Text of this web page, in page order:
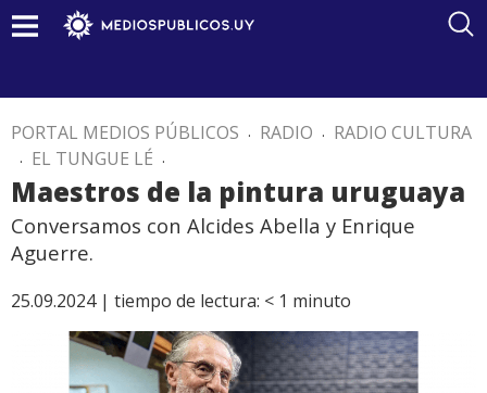
PORTAL MEDIOS PÚBLICOS . RADIO . RADIO CULTURA
. EL TUNGUE LÉ .
Maestros de la pintura uruguaya
Conversamos con Alcides Abella y Enrique
Aguerre.
25.09.2024 | tiempo de lectura: < 1 minuto